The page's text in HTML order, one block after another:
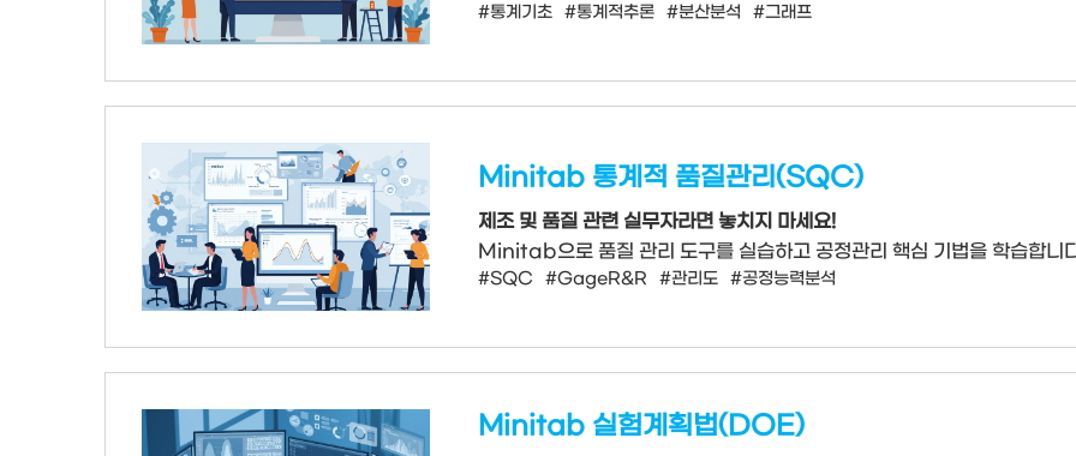
#통계기초 #통계적추론 #분산분석 #그래프
Minitab 통계적 품질관리(SQC)
제조 및 품질 관련 실무자라면 놓치지 마세요!
Minitab으로 품질 관리 도구를 실습하고 공정관리 핵심 기법을 학습합니
#SQC #GageR&R #관리도 #공정능력분석
Minitab 실험계획법(DOE)